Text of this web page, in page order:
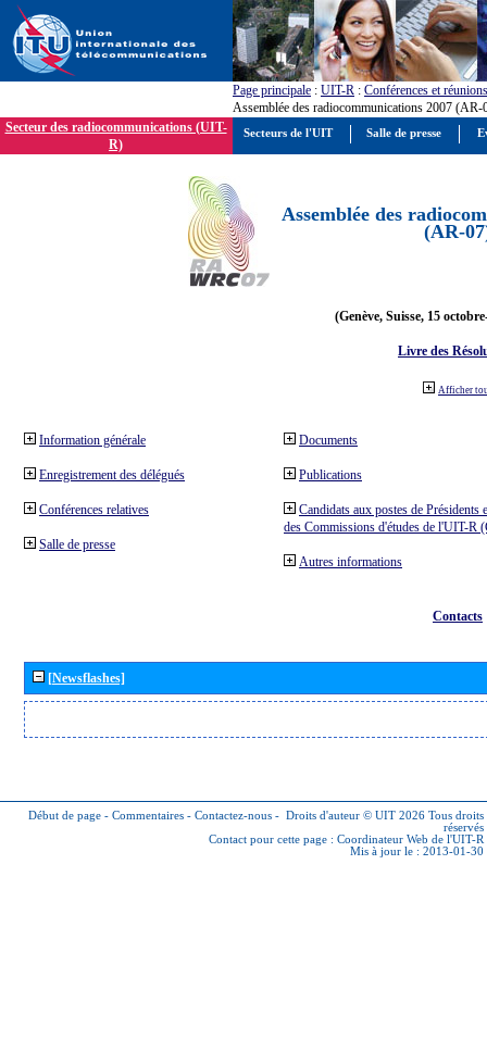
Page principale : UIT-R : Conférences et réunions
Assemblée des radiocommunications 2007 (AR-
Secteur des radiocommunications (UIT-
R)
Assemblée des
(AR-
(Genève, Suisse, 15
Livre des
Afficher
Information générale
Enregistrement des délégués
Conférences relatives
Salle de presse
Documents
Publications
Candidats aux postes de Présidents
des Commissions d'études de l'UIT-R
Autres informations
Contacts
[Newsflashes]
Début de page - Commentaires - Contactez-nous - Droits d'auteur © UIT 2026 Tous droits
réservés
Contact pour cette page : Coordinateur Web de l'UIT-R
Mis à jour le : 2013-01-30
Secteurs de l'UIT Salle de presse